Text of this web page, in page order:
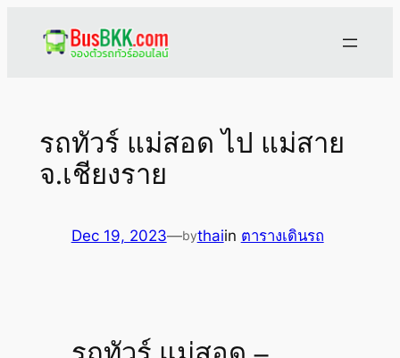
รถทัวร์ แม่สอด ไป แม่สาย
จ.เชียงราย
Dec 19, 2023—bythaiin ตารางเดินรถ